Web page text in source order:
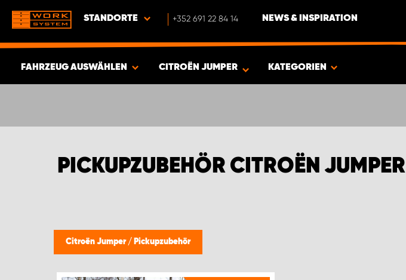
STANDORTE +352 691 22 84 14 NEWS & INSPIRATION
FAHRZEUG AUSWÄHLEN
ARTIKEL
CITROËN JUMPER KATEGORIEN
PICKUPZUBEHÖR CITROËN JUMPER
Citroën Jumper / Pickupzubehör